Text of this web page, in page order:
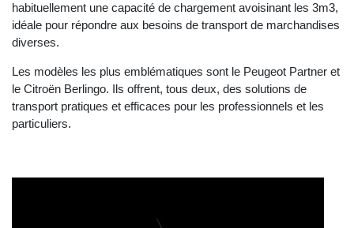
habituellement une capacité de chargement avoisinant les 3m3,
idéale pour répondre aux besoins de transport de marchandises
diverses.
Les modèles les plus emblématiques sont le Peugeot Partner et
le Citroën Berlingo. Ils offrent, tous deux, des solutions de
transport pratiques et efficaces pour les professionnels et les
particuliers.